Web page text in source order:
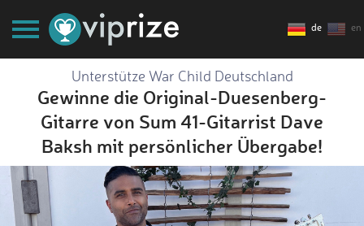
de en
Unterstütze War Child Deutschland
Gewinne die Original-Duesenberg-
Gitarre von Sum 41-Gitarrist Dave
Baksh mit persönlicher Übergabe!